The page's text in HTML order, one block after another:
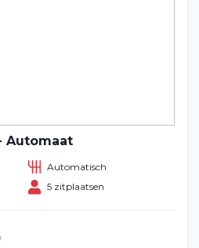
Automaat
Automatisch
5 zitplaatsen